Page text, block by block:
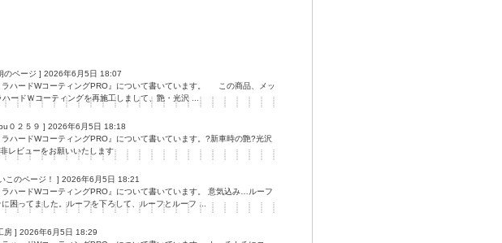
のページ ] 2026年6月5日 18:07
ハードWコーティングPRO』について書いています。 この商品、メッ
ードＷコーティングを再施工しまして、艶・光沢 ...
０２５９ ] 2026年6月5日 18:18
ハードWコーティングPRO』について書いています。?新車時の艶?光沢
レビューをお願いいたします
このページ！ ] 2026年6月5日 18:21
ハードWコーティングPRO』について書いています。 意気込み…ルーフ
困ってました。ルーフを下ろして、ルーフとルーフ ...
房 ] 2026年6月5日 18:29